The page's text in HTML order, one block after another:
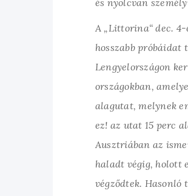
és nyolcvan
A „Littorina“ dec.
hosszabb próbáidat
Lengyelországon
országokban,
alagutat, melynek
ez! az utat 15 perc
Ausztriában az
haladt végig, holott
végződtek.